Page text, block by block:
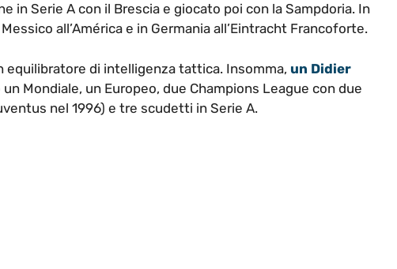
in Serie A con il Brescia e giocato poi con la Sampdoria. In
all’América e in Germania all’Eintracht Francoforte.
equilibratore di intelligenza tattica. Insomma, un Didier
Mondiale, un Europeo, due Champions League con due
nel 1996) e tre scudetti in Serie A.